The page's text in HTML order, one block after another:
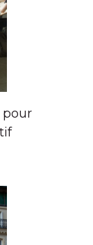
pour